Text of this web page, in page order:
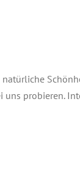
natürliche
probieren.